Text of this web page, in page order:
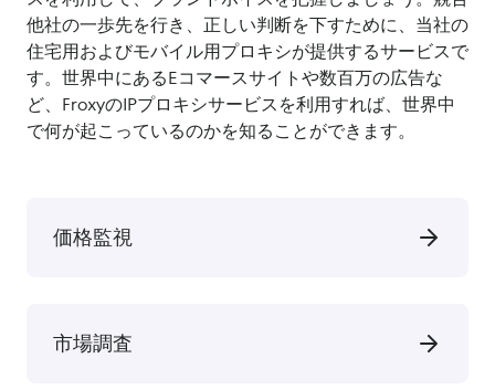
他社の一歩先を行き、正しい判断を下すために、当社の
住宅用およびモバイル用プロキシが提供するサービスで
す。世界中にあるEコマースサイトや数百万の広告な
ど、FroxyのIPプロキシサービスを利用すれば、世界中
で何が起こっているのかを知ることができます。
価格監視
市場調査